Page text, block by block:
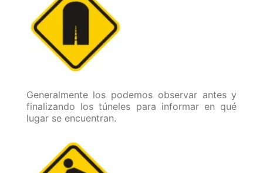
Generalmente los podemos observar antes y
finalizando los túneles para informar en qué
lugar se encuentran.